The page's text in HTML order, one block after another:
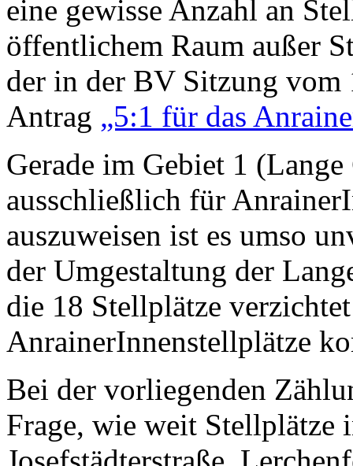
eine gewisse Anzahl an
öffentlichem Raum außer
der in der BV Sitzung vom
Antrag „5:1 für das
Gerade im Gebiet 1
ausschließlich für
auszuweisen ist es umso
der Umgestaltung der
die 18 Stellplätze
AnrainerInnenstellplätze
Bei der vorliegenden
Frage, wie weit Stellplätze